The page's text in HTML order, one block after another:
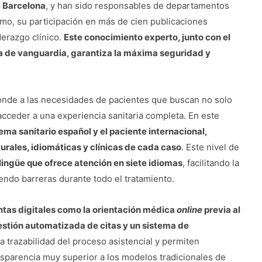
, y han sido responsables de departamentos
su participación en más de cien publicaciones
clínico. Este conocimiento experto, junto con el
vanguardia, garantiza la máxima seguridad y
a las necesidades de pacientes que buscan no solo
a una experiencia sanitaria completa. En este
sanitario español y el paciente internacional,
idiomáticas y clínicas de cada caso. Este nivel de
que ofrece atención en siete idiomas, facilitando la
barreras durante todo el tratamiento.
digitales como la orientación médica online previa al
automatizada de citas y un sistema de
trazabilidad del proceso asistencial y permiten
muy superior a los modelos tradicionales de